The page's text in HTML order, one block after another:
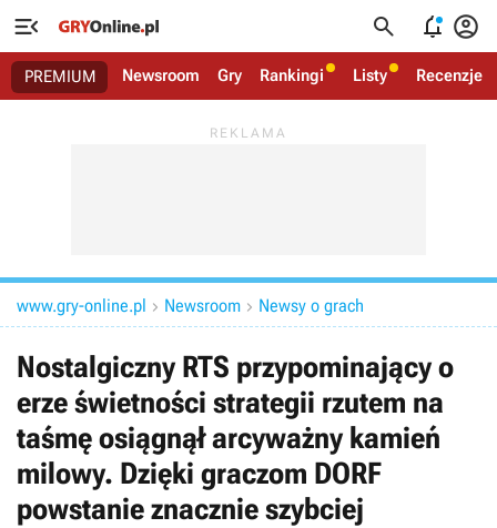
   
PREMIUM Newsroom Gry Rankingi Listy Recenzje
www.gry-online.pl  Newsroom  Newsy o grach
Nostalgiczny RTS przypominający o
erze świetności strategii rzutem na
taśmę osiągnął arcyważny kamień
milowy. Dzięki graczom DORF
powstanie znacznie szybciej